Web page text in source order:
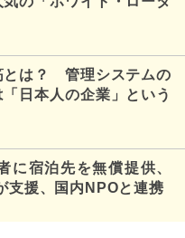
とは？ 管理システムの
日本人の企業」という
に宿泊先を無償提供、
支援、国内NPOと連携